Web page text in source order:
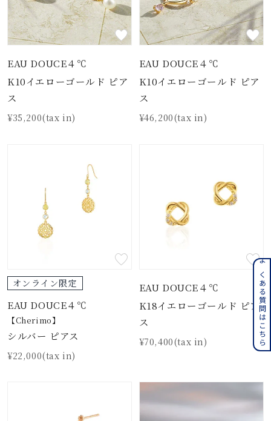
EAU DOUCE４℃
K10イエローゴールド ピア
ス
¥35,200(tax in)
EAU DOUCE４℃
K10イエローゴールド ピア
ス
¥46,200(tax in)
オンライン限定
EAU DOUCE４℃
【Cherimo】
シルバー ピアス
¥22,000(tax in)
EAU DOUCE４℃
K18イエローゴールド ピア
ス
¥70,400(tax in) よくある質問はこちら